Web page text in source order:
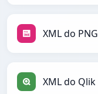
XML do PNG
XML do Qlik